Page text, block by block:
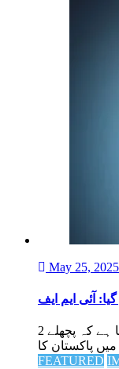
May 25, 2025
عالمی مالیاتی ادارے (آئی ایم ایف) نے کہا ہے کہ پچھلے 2
FEATURED